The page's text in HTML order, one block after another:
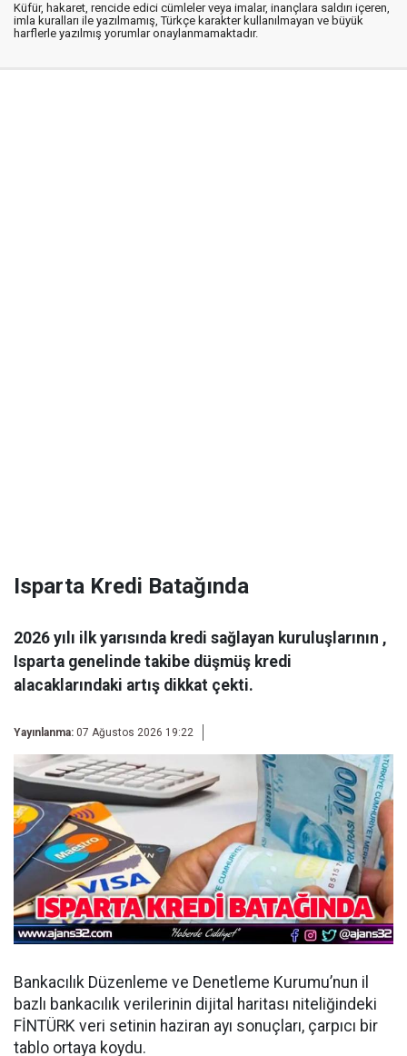
Küfür, hakaret, rencide edici cümleler veya imalar, inançlara saldırı içeren,
imla kuralları ile yazılmamış, Türkçe karakter kullanılmayan ve büyük
harflerle yazılmış yorumlar onaylanmamaktadır.
Isparta Kredi Batağında
2026 yılı ilk yarısında kredi sağlayan kuruluşlarının ,
Isparta genelinde takibe düşmüş kredi
alacaklarındaki artış dikkat çekti.
Yayınlanma: 07 Ağustos 2026 19:22
Bankacılık Düzenleme ve Denetleme Kurumu’nun il
bazlı bankacılık verilerinin dijital haritası niteliğindeki
FİNTÜRK veri setinin haziran ayı sonuçları, çarpıcı bir
tablo ortaya koydu.